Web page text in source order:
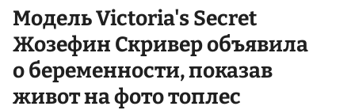
Модель Victoria's Secret
Жозефин Скривер объявила
о беременности, показав
живот на фото топлес